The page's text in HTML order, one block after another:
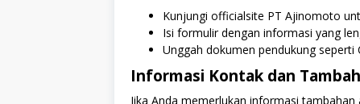
Kunjungi officialsite PT Ajinomoto
Isi formulir dengan informasi yang
Unggah dokumen pendukung seperti
Informasi Kontak dan
Jika Anda memerlukan informasi